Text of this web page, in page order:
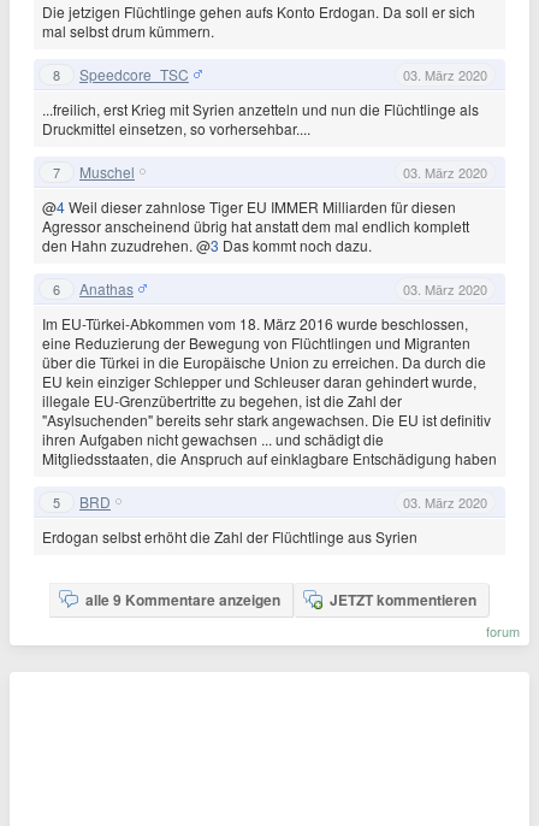
Die jetzigen Flüchtlinge gehen aufs Konto Erdogan. Da soll er sich
mal selbst drum kümmern.
8 Speedcore_TSC 03. März 2020
...freilich, erst Krieg mit Syrien anzetteln und nun die Flüchtlinge als
Druckmittel einsetzen, so vorhersehbar....
7 Muschel 03. März 2020
@4Weil dieser zahnlose Tiger EU IMMER Milliarden für diesen
Agressor anscheinend übrig hat anstatt dem mal endlich komplett
den Hahn zuzudrehen. @3 Das kommt noch dazu.
6 Anathas 03. März 2020
Im EU-Türkei-Abkommen vom 18. März 2016 wurde beschlossen,
eine Reduzierung der Bewegung von Flüchtlingen und Migranten
über die Türkei in die Europäische Union zu erreichen. Da durch die
EU kein einziger Schlepper und Schleuser daran gehindert wurde,
illegale EU-Grenzübertritte zu begehen, ist die Zahl der
"Asylsuchenden" bereits sehr stark angewachsen. Die EU ist definitiv
ihren Aufgaben nicht gewachsen ... und schädigt die
Mitgliedsstaaten, die Anspruch auf einklagbare Entschädigung haben
5 BRD 03. März 2020
Erdogan selbst erhöht die Zahl der Flüchtlinge aus Syrien
alle 9 Kommentare anzeigen JETZT kommentieren
forum